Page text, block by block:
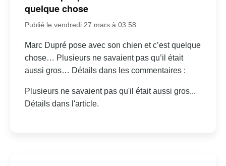
quelque chose
Publié le vendredi 27 mars à 03:58
Marc Dupré pose avec son chien et c’est quelque
chose… Plusieurs ne savaient pas qu’il était
aussi gros… Détails dans les commentaires :
Plusieurs ne savaient pas qu'il était aussi gros...
Détails dans l'article.